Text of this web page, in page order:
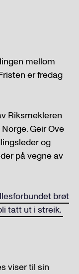
mellom
er fredag
Riksmekleren
Geir Ove
og
på vegne av
brøt
tatt ut i streik.
viser til sin